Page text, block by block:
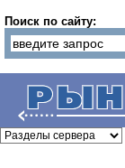
Поиск по сайту: